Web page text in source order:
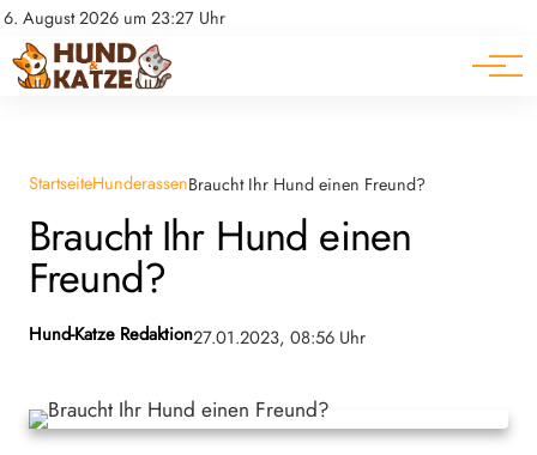
6. August 2026 um 23:27 Uhr
Datenschutz
Impressum
Pferde
Ratgeber
StartseiteHunderassenBraucht Ihr Hund einen Freund?
Braucht Ihr Hund einen
Freund?
Hund-Katze Redaktion27.01.2023, 08:56 Uhr